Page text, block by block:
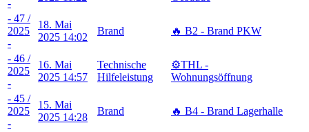
-
- 47 /
2025
-
18. Mai
2025 14:02
Brand 🔥 B2 - Brand PKW
- 46 /
2025
-
16. Mai
2025 14:57
Technische
Hilfeleistung
⚙️THL -
Wohnungsöffnung
- 45 /
2025
-
15. Mai
2025 14:28
Brand 🔥 B4 - Brand Lagerhalle